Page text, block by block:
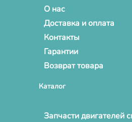
О нас
Доставка и оплата
Контакты
Гарантии
Возврат товара
Каталог
Запчасти двигателей